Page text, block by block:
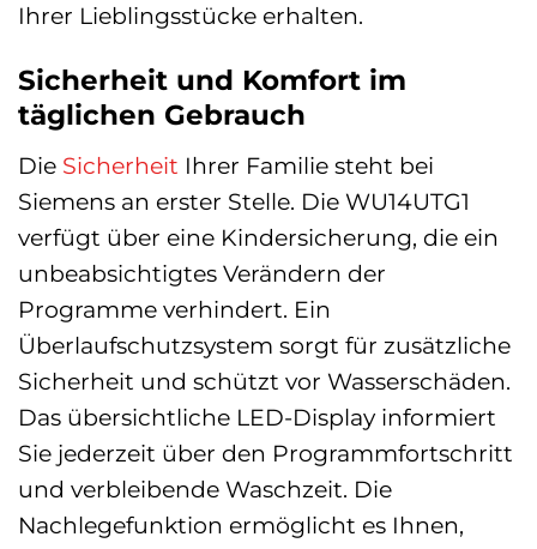
Ihrer Lieblingsstücke erhalten.
Sicherheit und Komfort im
täglichen Gebrauch
Die Sicherheit Ihrer Familie steht bei
Siemens an erster Stelle. Die WU14UTG1
verfügt über eine Kindersicherung, die ein
unbeabsichtigtes Verändern der
Programme verhindert. Ein
Überlaufschutzsystem sorgt für zusätzliche
Sicherheit und schützt vor Wasserschäden.
Das übersichtliche LED-Display informiert
Sie jederzeit über den Programmfortschritt
und verbleibende Waschzeit. Die
Nachlegefunktion ermöglicht es Ihnen,